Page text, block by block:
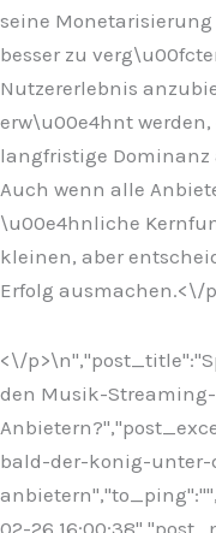
seine
besser zu
Nutzererlebnis
erw\u00e4hnt
langfristige Dominanz
Auch wenn alle
\u00e4hnliche
kleinen, aber
Erfolg ausmachen.<\/
<\/p>\n
den Musik-Streaming-
bald-der-konig-
02-26